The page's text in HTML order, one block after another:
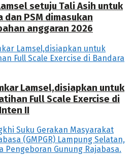
setuju Tali Asih untuk
dan PSM dimasukan
anggaran 2026
Lamsel,disiapkan untuk
Full Scale Exercise di
II